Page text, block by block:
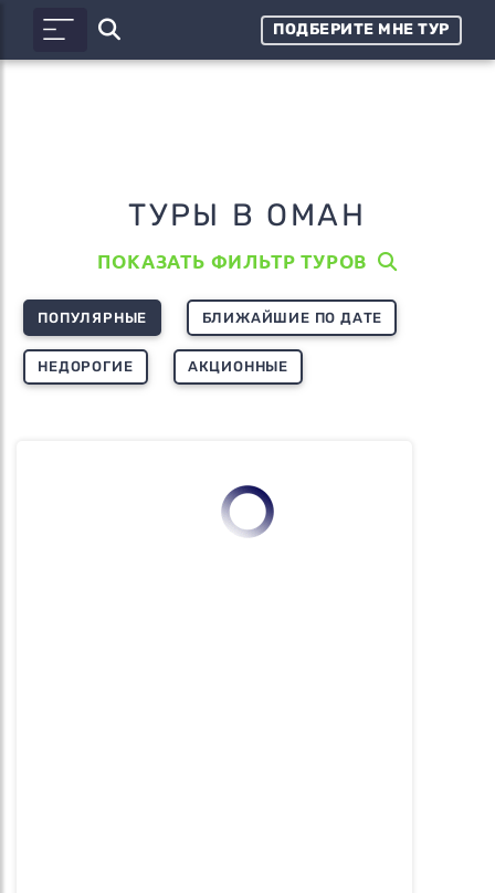
ПОДБЕРИТЕ МНЕ ТУР
ТУРЫ В ОМАН
ПОКАЗАТЬ ФИЛЬТР ТУРОВ
ПОПУЛЯРНЫЕ БЛИЖАЙШИЕ ПО ДАТЕ
НЕДОРОГИЕ АКЦИОННЫЕ